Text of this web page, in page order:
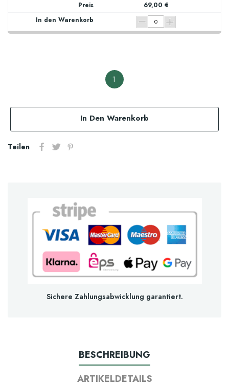
69,00 €
1
In Den Warenkorb
Teilen
Sichere Zahlungsabwicklung garantiert.
BESCHREIBUNG
ARTIKELDETAILS